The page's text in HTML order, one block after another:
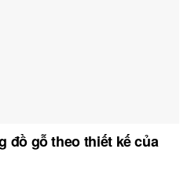
đồ gỗ theo thiết kế của